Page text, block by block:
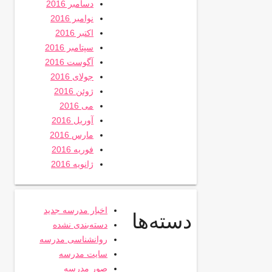
دسامبر 2016
نوامبر 2016
اکتبر 2016
سپتامبر 2016
آگوست 2016
جولای 2016
ژوئن 2016
می 2016
آوریل 2016
مارس 2016
فوریه 2016
ژانویه 2016
دسته‌ها
اخبار مدرسه جدید
دسته‌بندی نشده
روانشناسی مدرسه
سایت مدرسه
صور مدرسه